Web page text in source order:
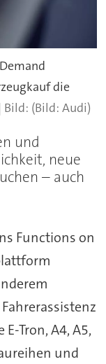
die
(Bild: Audi)
und
neue
– auch
Functions on
Tron, A4, A5,
und